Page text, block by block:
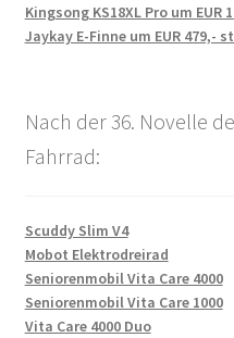
Kingsong KS18XL Pro um
Jaykay E-Finne um EUR 479,-
Nach der 36. Novelle
Fahrrad:
Scuddy Slim V4
Mobot Elektrodreirad
Seniorenmobil Vita Care 4000
Seniorenmobil Vita Care 1000
Vita Care 4000 Duo